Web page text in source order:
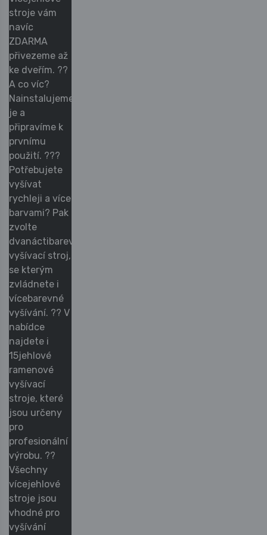
stroje vám
navíc
ZDARMA
přivezeme až
ke dveřím. ??
A co víc?
Nainstalujeme
je a
připravíme k
prvnímu
použití. ???
Potřebujete
vyšívat
rychleji a více
barvami? Pak
zvolte
dvanáctibarevný
vyšívací stroj,
se kterým
zvládnete i
vícebarevné
vyšívání. ?? V
nabídce
najdete i
15jehlové
ramenové
vyšívací
stroje, které
jsou určeny
pro
profesionální
výrobu. ??
Všechny
vícejehlové
stroje jsou
vhodné pro
vyšívání